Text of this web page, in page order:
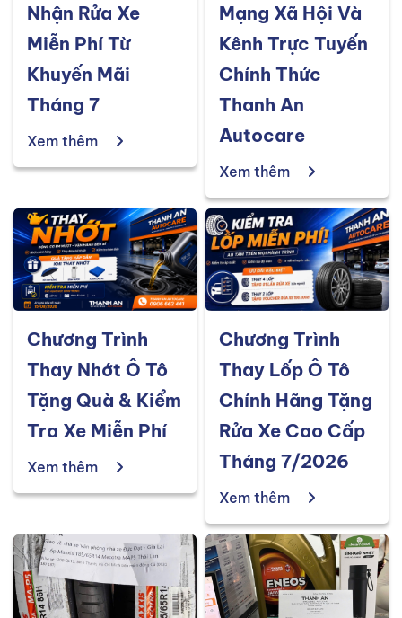
Nhận Rửa Xe
Miễn Phí Từ
Khuyến Mãi
Tháng 7
Xem thêm
Mạng Xã Hội Và
Kênh Trực Tuyến
Chính Thức
Thanh An
Autocare
Xem thêm
Chương Trình
Thay Nhớt Ô Tô
Tặng Quà & Kiểm
Tra Xe Miễn Phí
Xem thêm
Chương Trình
Thay Lốp Ô Tô
Chính Hãng Tặng
Rửa Xe Cao Cấp
Tháng 7/2026
Xem thêm